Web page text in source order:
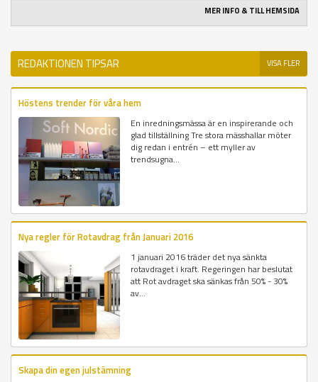
MER INFO & TILL HEMSIDA
REDAKTIONEN TIPSAR VISA FLER
Höstens trender för våra hem
En inredningsmässa är en inspirerande och
glad tillställning Tre stora mässhallar möter
dig redan i entrén – ett myller av
trendsugna...
Nya regler för Rotavdrag från Januari 2016
1 januari 2016 träder det nya sänkta
rotavdraget i kraft. Regeringen har beslutat
att Rot avdraget ska sänkas från 50% - 30%
av...
Skapa din egen julstämning